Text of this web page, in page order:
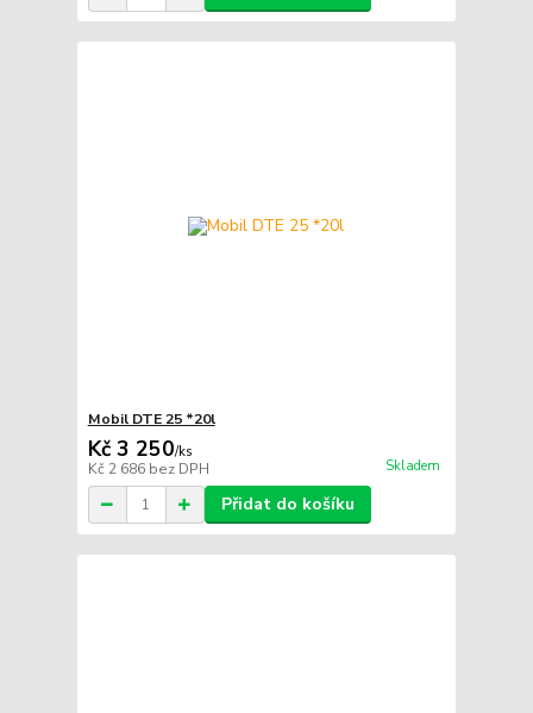
Mobil DTE 25 *20l
Kč 3 250/ks
Kč 2 686 bez DPH Skladem
Přidat do košíku